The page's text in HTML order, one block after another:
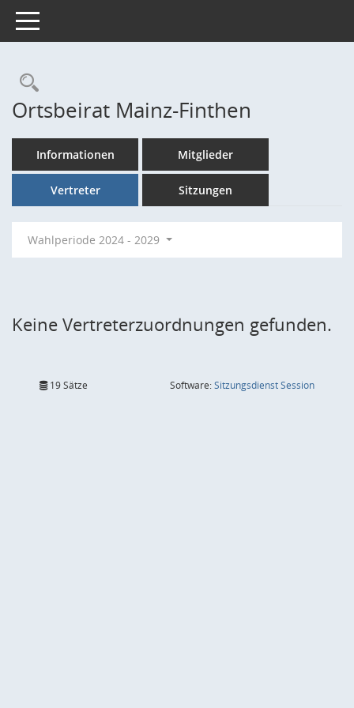
Toggle navigation
Rechercheauswahl
Ortsbeirat Mainz-Finthen
Informationen Mitglieder
Vertreter Sitzungen
Wahlperiode 2024 - 2029
Keine Vertreterzuordnungen gefunden.
19 Sätze Software:SitzungsdienstSession(Wird in